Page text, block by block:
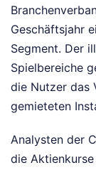
Geschäftsjahr
Segment. Der
Spielbereiche
die Nutzer das
gemieteten
Analysten der
die